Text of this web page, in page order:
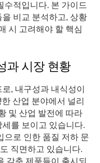
수적입니다. 본 가이드
비교 분석하고, 상황
시 고려해야 할 핵심
과 시장 현황
, 내구성과 내식성이
산업 분야에서 널리
및 산업 발전에 따라
를 보이고 있습니다.
으로 인한 품질 저하 문
직면하고 있습니다.